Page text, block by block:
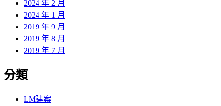
2024 年 2 月
2024 年 1 月
2019 年 9 月
2019 年 8 月
2019 年 7 月
分類
LM建案